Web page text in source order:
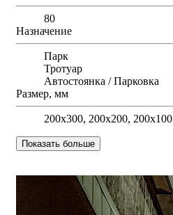
80
Назначение
Парк
Тротуар
Автостоянка / Парковка
Размер, мм
200х300, 200х200, 200х100
Показать больше